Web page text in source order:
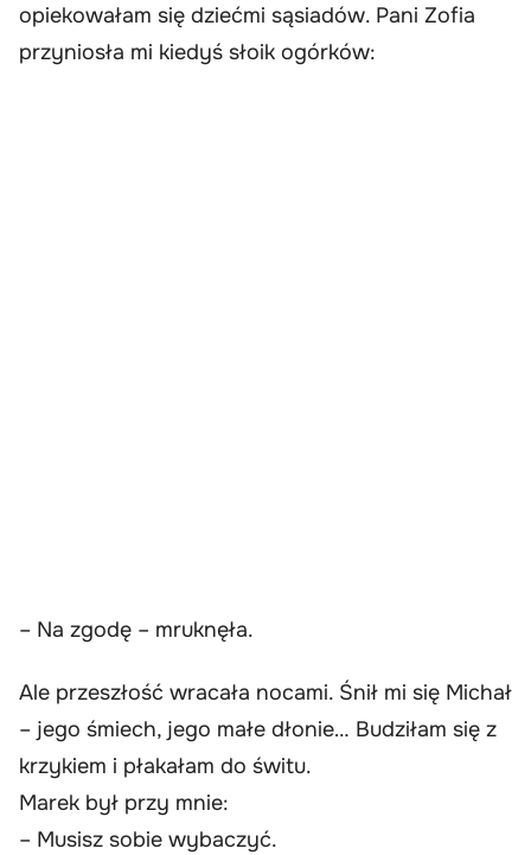
opiekowałam się dziećmi sąsiadów. Pani Zofia
przyniosła mi kiedyś słoik ogórków:
– Na zgodę – mruknęła.
Ale przeszłość wracała nocami. Śnił mi się Michał
– jego śmiech, jego małe dłonie… Budziłam się z
krzykiem i płakałam do świtu.
Marek był przy mnie:
– Musisz sobie wybaczyć.